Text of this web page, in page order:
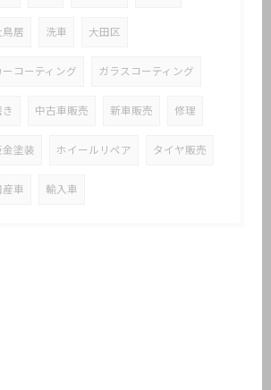
鳥居 洗車 大田区
ーコーティング ガラスコーティング
中古車販売 新車販売 修理
金塗装 ホイールリペア タイヤ販売
産車 輸入車